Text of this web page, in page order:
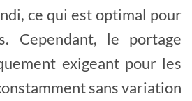
ce qui est optimal pour
Cependant, le portage
exigeant pour les
sans variation